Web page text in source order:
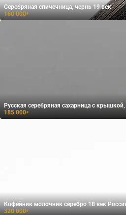
Серебряная спичечница, чернь 19 век
160 000₽
Русская серебряная сахарница с
185 000₽
Кофейник молочник серебро 18 век
320 000₽